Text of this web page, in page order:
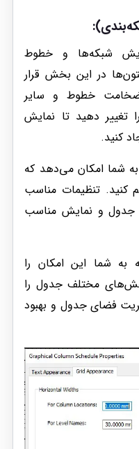
:
شبکه‌ها و خطوط
در این بخش قرار
ضخامت خطوط و سایر
تغییر دهید تا نمایش
کنید.
به شما امکان می‌دهد که
کنید. تنظیمات مناسب
جدول و نمایش مناسب
به شما این امکان را
مختلف جدول را
فضای جدول و بهبود